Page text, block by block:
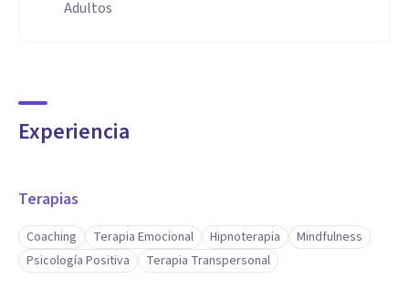
Adultos
Experiencia
Terapias
Coaching Terapia Emocional Hipnoterapia
Mindfulness
Psicología Positiva
Terapia Transpersonal